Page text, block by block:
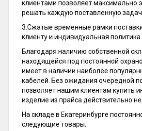
клиентами позволяет максимально
решать каждую поставленную
3.Сжатые временные рамки
клиенту и индивидуальная политика
Благодаря наличию собственной
находящейся под постоянной
имеет в наличии наиболее
кабелей. Без ожидания очередной
позволяет нашим клиентам купить
изделие из прайса действительно
На складе в Екатеринбурге
следующие товары: